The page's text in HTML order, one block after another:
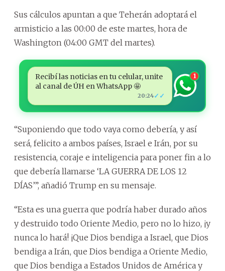
Sus cálculos apuntan a que Teherán adoptará el
armisticio a las 00:00 de este martes, hora de
Washington (04:00 GMT del martes).
Recibí las noticias en tu celular, unite
al canal de ÚH en WhatsApp 🤩
20:24✓✓
1
“Suponiendo que todo vaya como debería, y así
será, felicito a ambos países, Israel e Irán, por su
resistencia, coraje e inteligencia para poner fin a lo
que debería llamarse ‘LA GUERRA DE LOS 12
DÍAS’”, añadió Trump en su mensaje.
“Esta es una guerra que podría haber durado años
y destruido todo Oriente Medio, pero no lo hizo, ¡y
nunca lo hará! ¡Que Dios bendiga a Israel, que Dios
bendiga a Irán, que Dios bendiga a Oriente Medio,
que Dios bendiga a Estados Unidos de América y